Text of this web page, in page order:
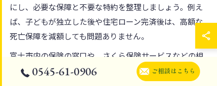
にし、必要な保障と不要な特約を整理しましょう。例え
ば、子どもが独立した後や住宅ローン完済後は、高額な
死亡保障を減額しても問題ありません。
富士市内の保険の窓口や、さくら保険サービスなどの相
談窓口を利用することで、最新の保険商品や家計に合っ
0545-61-0906 ご相談はこちら